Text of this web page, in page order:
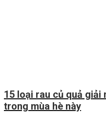
15 loại rau củ quả giải
trong mùa hè này